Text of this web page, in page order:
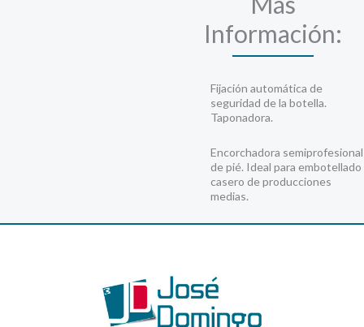
Información:
Fijación automática de
seguridad de la botella.
Taponadora.
Encorchadora semiprofesional
de pié. Ideal para embotellado
casero de producciones
medias.